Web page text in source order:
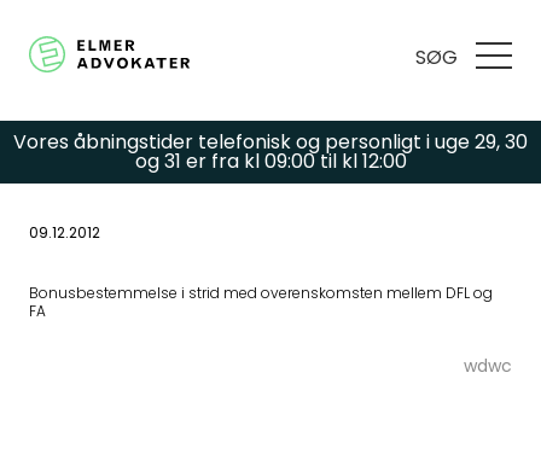
SØG
Vores åbningstider telefonisk og personligt i uge 29, 30
og 31 er fra kl 09:00 til kl 12:00
Har du spørgsmål
eller brug for hjælp?
09.12.2012
Bonusbestemmelse i strid med overenskomsten mellem DFL og
FA
wdwc